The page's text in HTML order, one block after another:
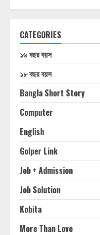
CATEGORIES
১৬ বছর বয়স
১৮ বছর বয়স
Bangla Short Story
Computer
English
Golper Link
Job + Admission
Job Solution
Kobita
More Than Love